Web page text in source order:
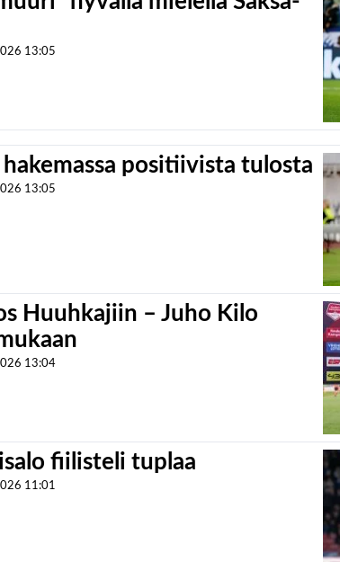
13:05
positiivista tulosta
13:05
Huuhkajiin – Juho Kilo
13:04
fiilisteli tuplaa
11:01